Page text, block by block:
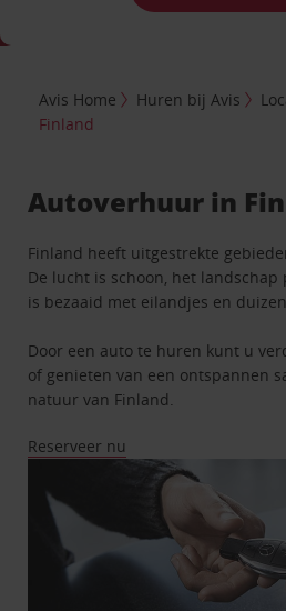
Avis Home Huren bij Avis
Finland
Autoverhuur in
Finland heeft uitgestrekte
De lucht is schoon, het
is bezaaid met eilandjes en
Door een auto te huren kunt u
of genieten van een ontspannen
natuur van Finland.
Reserveer nu